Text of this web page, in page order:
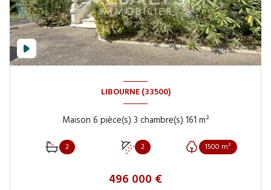
LIBOURNE (33500)
Maison 6 pièce(s) 3 chambre(s) 161 m²
2 2 1500 m²
496 000 €